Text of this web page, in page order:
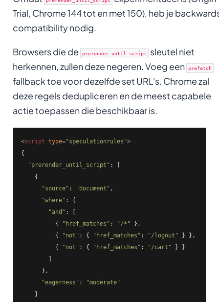
Trial, Chrome 144 tot en met 150), heb je
compatibility nodig.
Browsers die de prerender_until_script sleutel niet
herkennen, zullen deze negeren. Voeg een
prefetch
fallback toe voor dezelfde set URL's. Chrome zal
deze regels dedupliceren en de meest capabele
actie toepassen die beschikbaar is.
<script type="speculationrules">
{
"prerender_until_script" : [
    {
"source" : "document" ,
"where" : {
"and" : [
          {
"href_matches" : "/*" },
          {
"not" : { "href_matches" : "/logout" } },
          {
"not" : { "href_matches" : "/cart" } }
      },
"eagerness" :
"moderate"
    }